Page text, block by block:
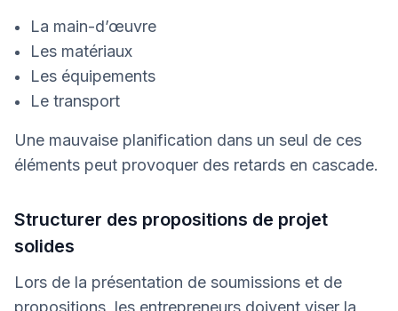
La main-d’œuvre
Les matériaux
Les équipements
Le transport
Une mauvaise planification dans un seul de ces
éléments peut provoquer des retards en cascade.
Structurer des propositions de projet
solides
Lors de la présentation de soumissions et de
propositions, les entrepreneurs doivent viser la